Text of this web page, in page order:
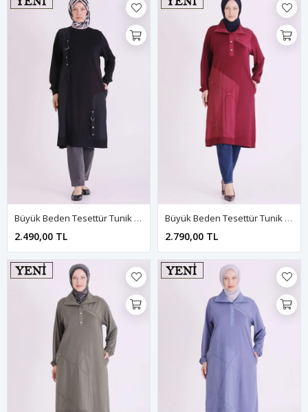
Büyük Beden Tesettür Tunik 2074 Siyah
2.490,00 TL
Büyük Beden Tesettür Tunik 2075 Bordo
2.790,00 TL